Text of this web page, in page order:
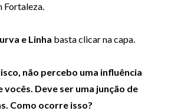
Fortaleza.
e Linha basta clicar na capa.
não percebo uma influência
vocês. Deve ser uma junção de
Como ocorre isso?